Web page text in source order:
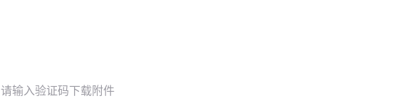
请输入验证码下载附件